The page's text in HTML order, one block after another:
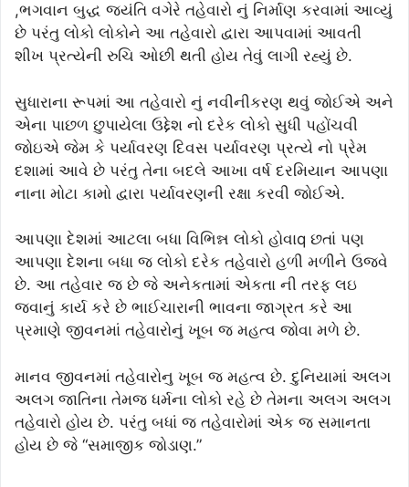
,ભગવાન બુદ્ધ જયંતિ વગેરે તહેવારો નું નિર્માણ કરવામાં આવ્યું
છે પરંતુ લોકો લોકોને આ તહેવારો દ્વારા આપવામાં આવતી
શીખ પ્રત્યેની રુચિ ઓછી થતી હોય તેવું લાગી રહ્યું છે.
સુધારાના રૂપમાં આ તહેવારો નું નવીનીકરણ થવું જોઈએ અને
એના પાછળ છુપાયેલા ઉદ્દેશ નો દરેક લોકો સુધી પહોંચવી
જોઇએ જેમ કે પર્યાવરણ દિવસ પર્યાવરણ પ્રત્યે નો પ્રેમ
દશામાં આવે છે પરંતુ તેના બદલે આખા વર્ષ દરમિયાન આપણા
નાના મોટા કામો દ્વારા પર્યાવરણની રક્ષા કરવી જોઈએ.
આપણા દેશમાં આટલા બધા વિભિન્ન લોકો હોવાq છતાં પણ
આપણા દેશના બધા જ લોકો દરેક તહેવારો હળી મળીને ઉજવે
છે. આ તહેવાર જ છે જે અનેકતામાં એકતા ની તરફ લઇ
જવાનું કાર્ય કરે છે ભાઈચારાની ભાવના જાગ્રત કરે આ
પ્રમાણે જીવનમાં તહેવારોનું ખૂબ જ મહત્વ જોવા મળે છે.
માનવ જીવનમાં તહેવારોનુ ખૂબ જ મહત્વ છે. દુનિયામાં અલગ
અલગ જાતિના તેમજ ધર્મના લોકો રહે છે તેમના અલગ અલગ
તહેવારો હોય છે. પરંતુ બધાં જ તહેવારોમાં એક જ સમાનતા
હોય છે જે “સમાજીક જોડાણ.”